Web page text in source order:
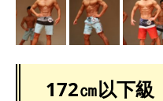
172㎝以下級